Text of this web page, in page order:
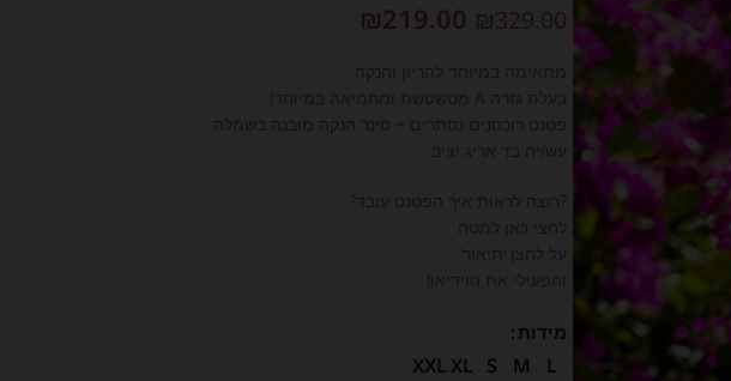
₪329.00
₪219.00
מידות
L
M
S
XL
XXL